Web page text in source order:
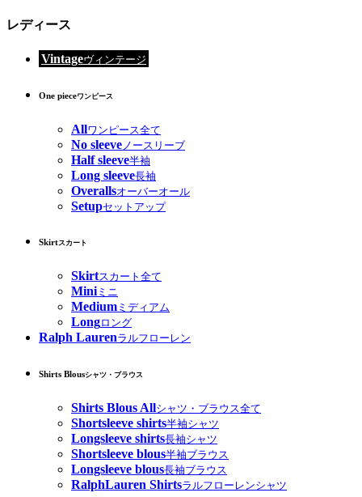
レディース
Vintageヴィンテージ
One pieceワンピース
Allワンピース全て
No sleeve ノースリーブ
Half sleeve半袖
Long sleeve長袖
Overallsオーバーオール
Setupセットアップ
Skirtスカート
Skirtスカート全て
Miniミニ
Medium ミディアム
Longロング
Ralph Laurenラルフローレン
Shirts Blousシャツ・ブラウス
Shirts Blous Allシャツ・ブラウス全て
Shortsleeve shirts半袖シャツ
Longsleeve shirts長袖シャツ
Shortsleeve blous半袖ブラウス
Longsleeve blous長袖ブラウス
RalphLauren Shirtsラルフローレンシャツ